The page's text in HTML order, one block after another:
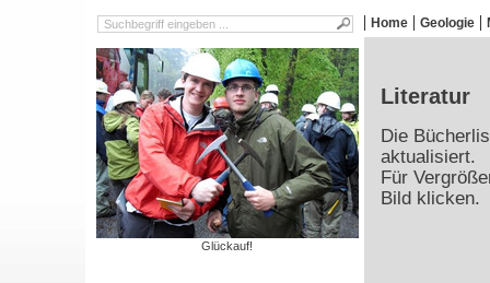
Home Geologie
Glückauf!
Literatur
Die
aktualisiert.
Für
Bild klicken.